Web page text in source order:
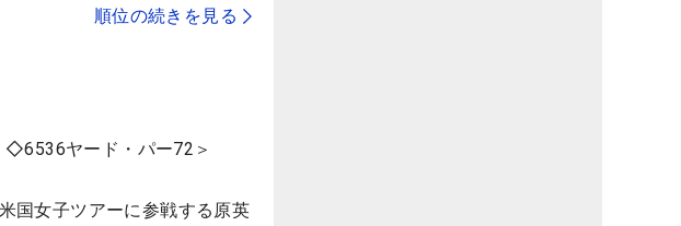
順位の続きを見る
ヤード・パー72＞
国女子ツアーに参戦する原英